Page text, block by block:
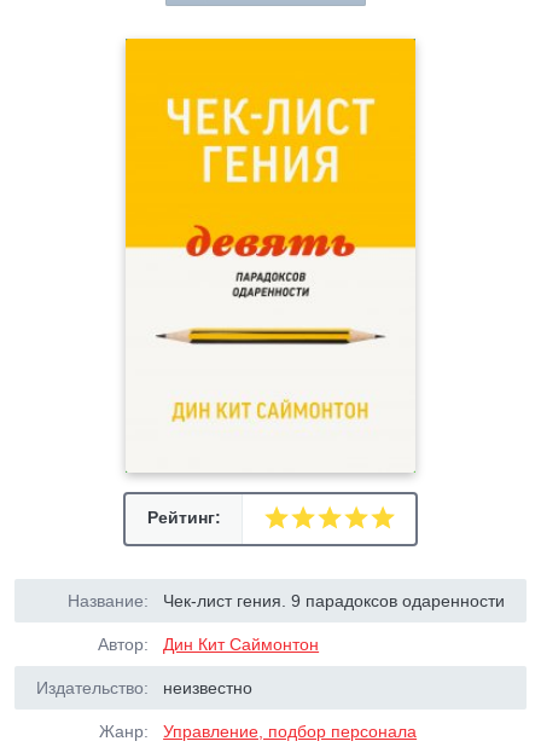
Рейтинг:
Название: Чек-лист гения. 9 парадоксов одаренности
Автор: Дин Кит Саймонтон
Издательство: неизвестно
Жанр: Управление, подбор персонала